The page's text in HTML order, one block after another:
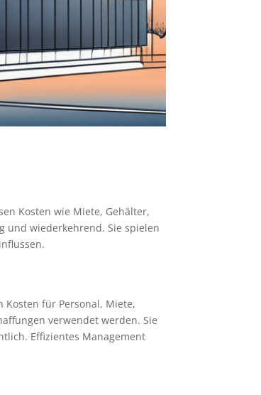
Kosten wie Miete, Gehälter,
und wiederkehrend. Sie spielen
Kosten für Personal, Miete,
verwendet werden. Sie
Effizientes Management